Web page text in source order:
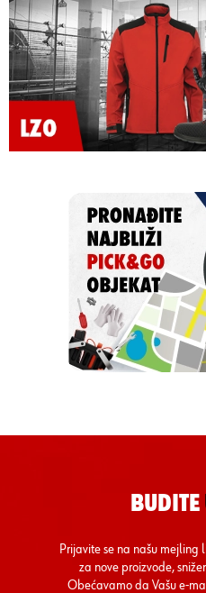
BUDITE
Prijavite se na našu mejling
za nove proizvode,
Obećavamo da Vašu e-